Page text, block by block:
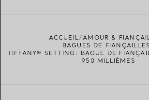
ACCUEIL
AMOUR &
BAGUES DE FIANÇAILLES
TIFFANY® SETTING: BAGUE DE
950 MILLIÈMES